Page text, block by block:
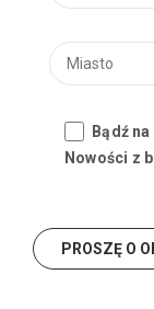
Bądź
Nowości z